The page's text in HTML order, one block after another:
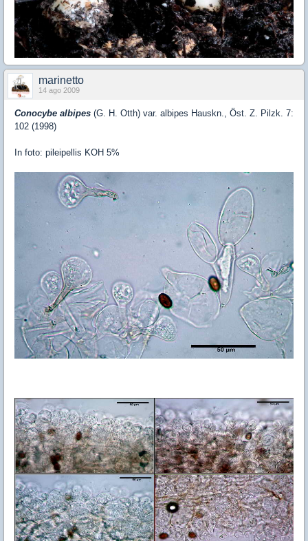
marinetto
14 ago 2009
Conocybe albipes (G. H. Otth) var. albipes Hauskn., Öst. Z. Pilzk. 7:
102 (1998)
In foto: pileipellis KOH 5%